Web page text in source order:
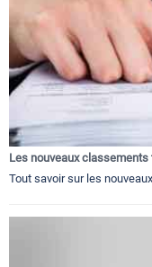
Les nouveaux
Tout savoir sur les